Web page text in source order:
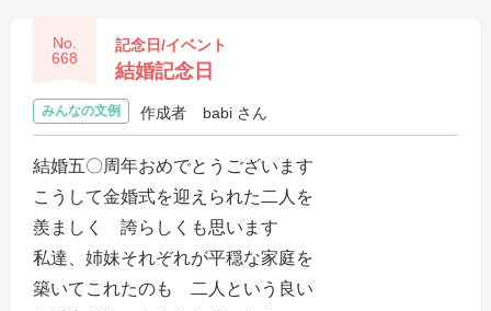
No.
668
記念日/イベント
結婚記念日
みんなの文例 作成者 babi さん
結婚五〇周年おめでとうございます
こうして金婚式を迎えられた二人を
羨ましく 誇らしくも思います
私達、姉妹それぞれが平穏な家庭を
築いてこれたのも 二人という良い